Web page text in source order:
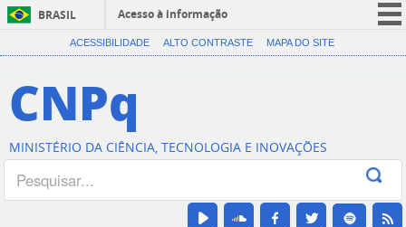
BRASIL
Acesso à informação
CORONAVÍRUS (COVID-19)
Canais
ACESSIBILIDADE ALTO CONTRASTE MAPA DO SITE
CNPq
MINISTÉRIO DA CIÊNCIA, TECNOLOGIA E INOVAÇÕES